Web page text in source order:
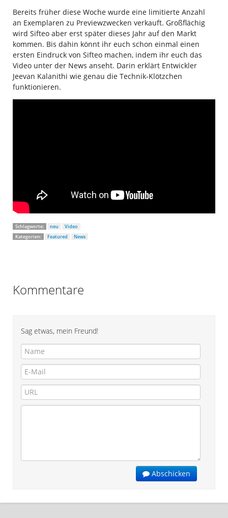
Bereits früher diese Woche wurde eine limitierte Anzahl
an Exemplaren zu Previewzwecken verkauft. Großflächig
wird Sifteo aber erst später dieses Jahr auf den Markt
kommen. Bis dahin könnt ihr euch schon einmal einen
ersten Eindruck von Sifteo machen, indem ihr euch das
Video unter der News anseht. Darin erklärt Entwickler
Jeevan Kalanithi wie genau die Technik-Klötzchen
funktionieren.
Schlagworte: neu
Video
Kategorien:
Featured News
Kommentare
Sag etwas, mein Freund!
Abschicken